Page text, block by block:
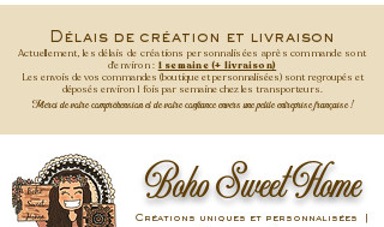
Délais de création et livraison
Actuellement, les délais de créations personnalisées après commande sont
d'environ : 1 semaine (+ livraison)
Les envois de vos commandes (boutique et personnalisées) sont regroupés et
déposés environ 1 fois par semainechez les transporteurs.
Merci de votre compréhension et de votre confiance envers une petite entreprise française !
Boho Sweet Home
Créations uniques et personnalisées |